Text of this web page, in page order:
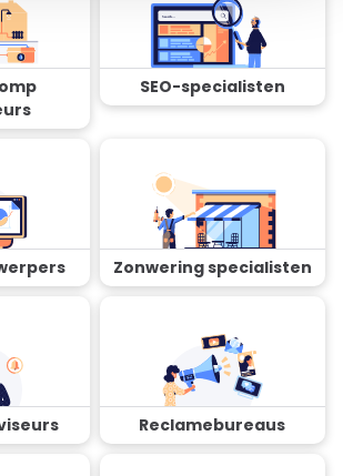
SEO-specialisten
Zonwering specialisten
Reclamebureaus